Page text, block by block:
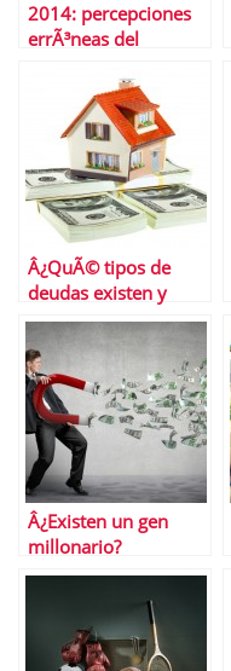
2014: percepciones
errÃ³neas del
Â¿QuÃ© tipos de
deudas existen y
cÃ³mo te afectan?
Â¿Existen un gen
millonario?